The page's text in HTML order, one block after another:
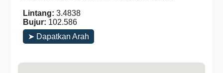
Lintang: 3.4838
Bujur: 102.586
➤ Dapatkan Arah